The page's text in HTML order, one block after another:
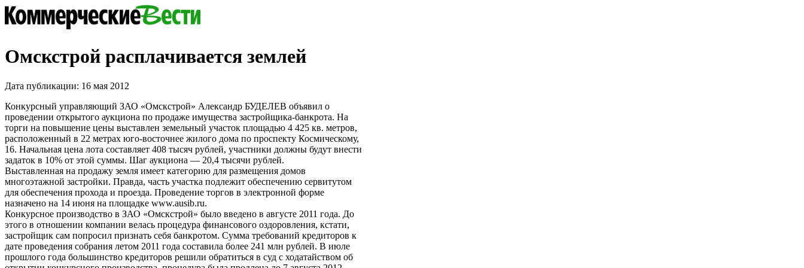
Омскстрой расплачивается землей
Дата публикации: 16 мая 2012
Конкурсный управляющий ЗАО «Омскстрой» Александр БУДЕЛЕВ объявил о
проведении открытого аукциона по продаже имущества застройщика-банкрота. На
торги на повышение цены выставлен земельный участок площадью 4 425 кв. метров,
расположенный в 22 метрах юго-восточнее жилого дома по проспекту Космическому,
16. Начальная цена лота составляет 408 тысяч рублей, участники должны будут внести
задаток в 10% от этой суммы. Шаг аукциона — 20,4 тысячи рублей.
Выставленная на продажу земля имеет категорию для размещения домов
многоэтажной застройки. Правда, часть участка подлежит обеспечению сервитутом
для обеспечения прохода и проезда. Проведение торгов в электронной форме
назначено на 14 июня на площадке www.ausib.ru.
Конкурсное производство в ЗАО «Омскстрой» было введено в августе 2011 года. До
этого в отношении компании велась процедура финансового оздоровления, кстати,
застройщик сам попросил признать себя банкротом. Сумма требований кредиторов к
дате проведения собрания летом 2011 года составила более 241 млн рублей. В июле
прошлого года большинство кредиторов решили обратиться в суд с ходатайством об